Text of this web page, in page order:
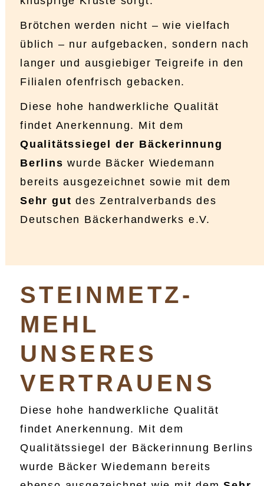
Brötchen werden nicht – wie vielfach
üblich – nur aufgebacken, sondern nach
langer und ausgiebiger Teigreife in den
Filialen ofenfrisch gebacken.
Diese hohe handwerkliche Qualität
findet Anerkennung. Mit dem
Qualitätssiegel der Bäckerinnung
Berlins wurde Bäcker Wiedemann
bereits ausgezeichnet sowie mit dem
Sehr gut des Zentralverbands des
Deutschen Bäckerhandwerks e.V.
STEINMETZ-
MEHL
UNSERES
VERTRAUENS
Diese hohe handwerkliche Qualität
findet Anerkennung. Mit dem
Qualitätssiegel der Bäckerinnung Berlins
wurde Bäcker Wiedemann bereits